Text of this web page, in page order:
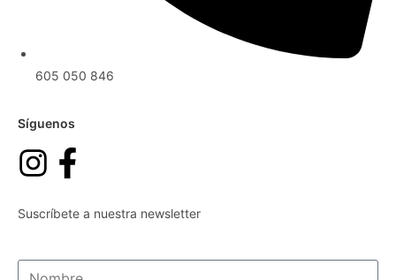
605 050 846
Síguenos
Suscríbete a nuestra newsletter